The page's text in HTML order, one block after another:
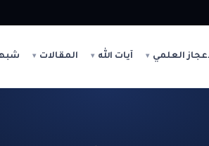
العلمي آيات الله المقالات